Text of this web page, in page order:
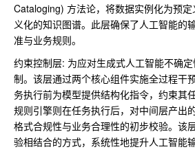
Cataloging) 方法论，将数据实例化为预
义化的知识图谱。此层确保了人工智能的
准与业务规则。
约束控制层: 为应对生成式人工智能不确
制。该层通过两个核心组件实施全过程干
务执行前为模型提供结构化指令，约束其
规则引擎则在任务执行后，对中间层产出
格式合规性与业务合理性的初步校验。该
验相结合的方式，系统性地提升人工智能